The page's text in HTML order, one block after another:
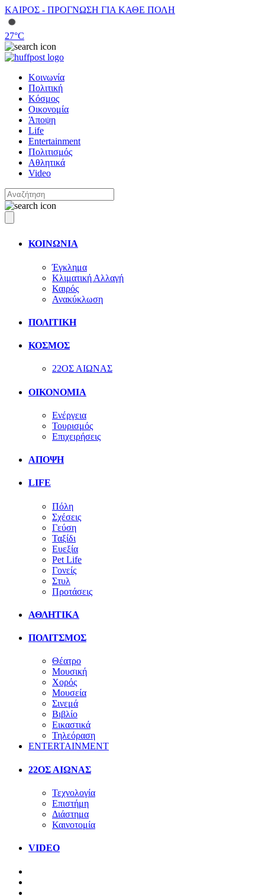
ΚΑΙΡΟΣ - ΠΡΟΓΝΩΣΗ ΓΙΑ ΚΑΘΕ ΠΟΛΗ
27°C
Κοινωνία
Πολιτική
Κόσμος
Οικονομία
Άποψη
Life
Entertainment
Πολιτισμός
Αθλητικά
Video
ΚΟΙΝΩΝΙΑ
Έγκλημα
Κλιματική Αλλαγή
Καιρός
Ανακύκλωση
ΠΟΛΙΤΙΚΗ
ΚΟΣΜΟΣ
22ΟΣ ΑΙΩΝΑΣ
ΟΙΚΟΝΟΜΙΑ
Ενέργεια
Τουρισμός
Επιχειρήσεις
ΑΠΟΨΗ
LIFE
Πόλη
Σχέσεις
Γεύση
Ταξίδι
Ευεξία
Pet Life
Γονείς
Στυλ
Προτάσεις
ΑΘΛΗΤΙΚΑ
ΠΟΛΙΤΣΜΟΣ
Θέατρο
Μουσική
Χορός
Μουσεία
Σινεμά
Βιβλίο
Εικαστικά
Τηλεόραση
ENTERTAINMENT
22ΟΣ ΑΙΩΝΑΣ
Τεχνολογία
Επιστήμη
Διάστημα
Καινοτομία
VIDEO